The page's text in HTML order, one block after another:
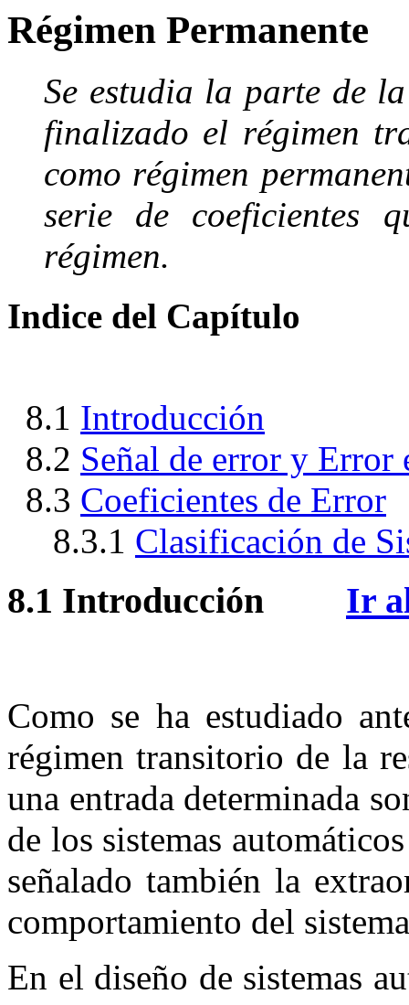
Régimen Permanente
Se estudia la parte de
finalizado el régimen
como régimen
serie de coeficientes
régimen.
Indice del Capítulo
8.1 Introducción
8.2 Señal de error y Error
8.3 Coeficientes de Error
8.3.1 Clasificación de
8.1 Introducción Ir
Como se ha estudiado
régimen transitorio de la
una entrada determinada
de los sistemas
señalado también la
comportamiento del
En el diseño de sistemas